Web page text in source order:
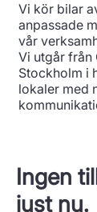
Vi kör bilar
anpassade
vår
Vi utgår från
Stockholm i
lokaler med
Ingen
just nu.